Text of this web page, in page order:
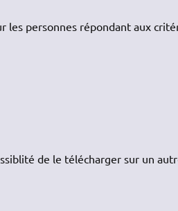
les personnes répondant aux
de le télécharger sur un